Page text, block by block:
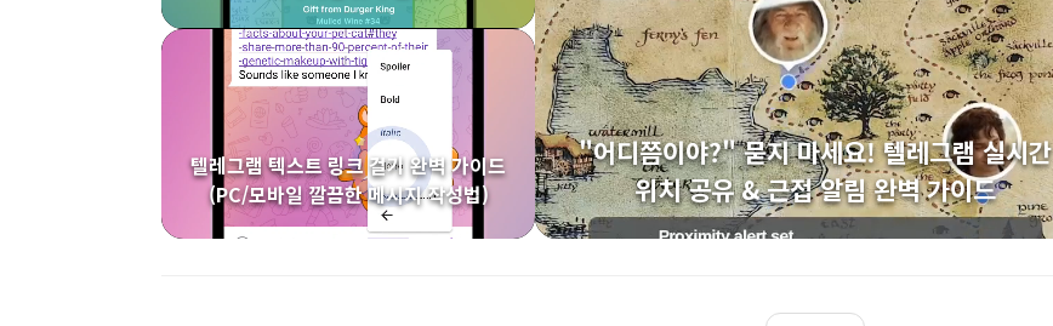
텔레그램 텍스트 링크 걸기 완벽 가이드
(PC/모바일 깔끔한 메시지 작성법)
"어디쯤이야?" 묻지 마세요! 텔레그램 실시간
위치 공유 & 근접 알림 완벽 가이드